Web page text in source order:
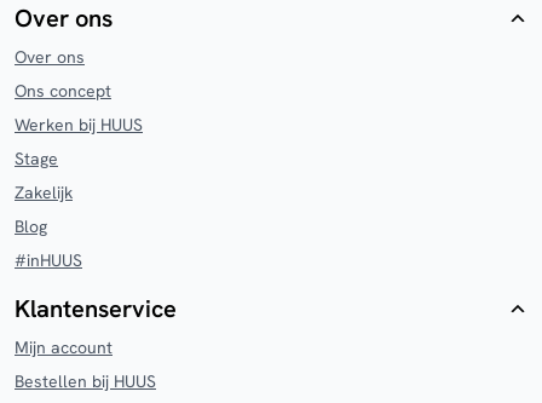
Over ons
Over ons
Ons concept
Werken bij HUUS
Stage
Zakelijk
Blog
#inHUUS
Klantenservice
Mijn account
Bestellen bij HUUS